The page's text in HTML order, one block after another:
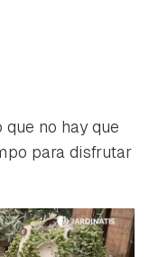
que no hay que
para disfrutar